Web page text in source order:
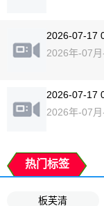
2026-07-17
2026年-07月
2026-07-17
2026年-07月
热门标签
板芙清